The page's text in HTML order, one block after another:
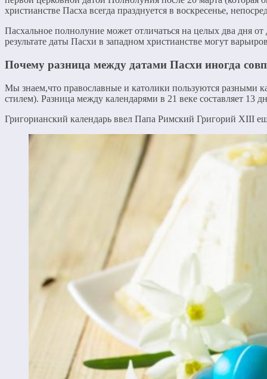
христианстве Пасха всегда празднуется в воскресенье,
Пасхальное полнолуние может отличаться на целых два дня
результате даты Пасхи в западном христианстве могут
Почему разница между датами Пасхи иногда
Мы знаем,что православные и католики пользуются разными
стилем). Разница между календарями в 21 веке составляет
Григорианский календарь ввел Папа Римский Григорий XIII